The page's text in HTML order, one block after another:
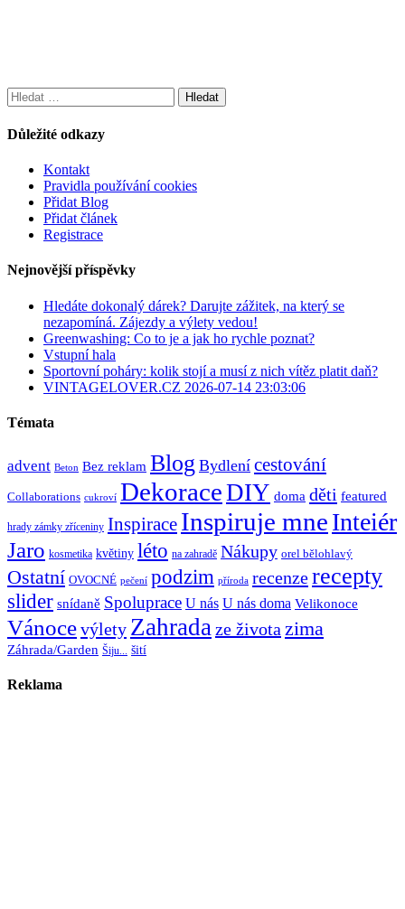
Vyhledávání
Důležité odkazy
Kontakt
Pravidla používání cookies
Přidat Blog
Přidat článek
Registrace
Nejnovější příspěvky
Hledáte dokonalý dárek? Darujte zážitek, na který se
nezapomíná. Zájezdy a výlety vedou!
Greenwashing: Co to je a jak ho rychle poznat?
Vstupní hala
Sportovní poháry: kolik stojí a musí z nich vítěz platit daň?
VINTAGELOVER.CZ 2026-07-14 23:03:06
Témata
advent Beton Bez reklam Blog Bydlení cestování
Collaborations cukroví DekoraceDIY doma děti featured
hrady zámky zříceniny Inspirace Inspiruje mneInteiér
Jaro kosmetika květiny léto na zahradě Nákupy orel bělohlavý
Ostatní OVOCNÉ pečení podzim příroda recenzerecepty
slider snídaně Spoluprace U nás U nás doma Velikonoce
Vánocevýlety Zahradaze života zima
Záhrada/Garden Šiju... šití
Reklama